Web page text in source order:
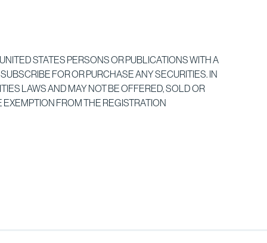
STATES PERSONS OR PUBLICATIONS WITH A
FOR OR PURCHASE ANY SECURITIES. IN
LAWS AND MAY NOT BE OFFERED, SOLD OR
FROM THE REGISTRATION